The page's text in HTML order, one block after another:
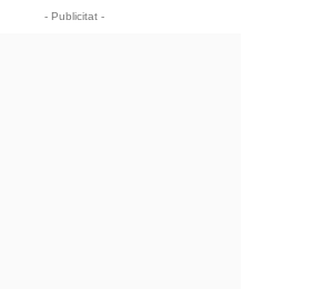
- Publicitat -